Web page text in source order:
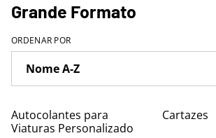
Grande Formato
ORDENAR POR
Autocolantes para
Viaturas Personalizado
Cartazes